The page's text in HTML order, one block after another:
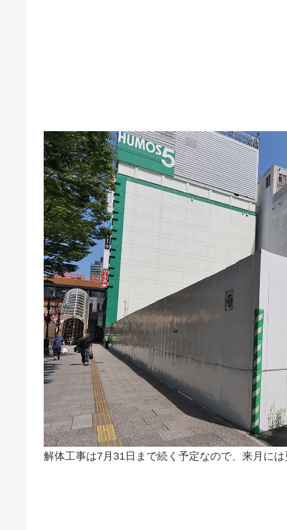
解体工事は7月31日まで続く予定なので、来月には